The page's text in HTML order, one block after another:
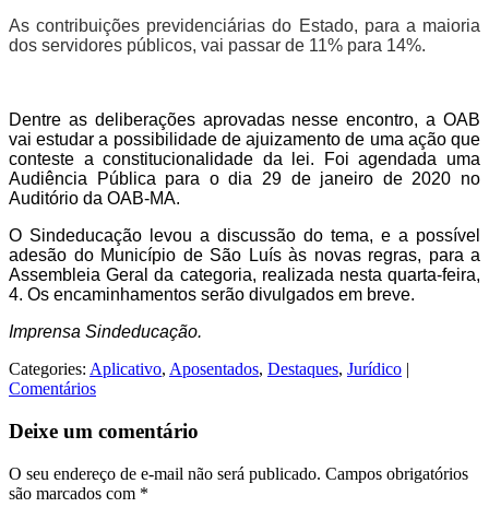
As contribuições previdenciárias do Estado, para a maioria
dos servidores públicos, vai passar de 11% para 14%.
Dentre asdeliberações aprovadas nesse encontro,a OAB
vai estudar a possibilidade deajuizamento de uma ação que
conteste a constitucionalidade da lei.
Foi agendada uma
Audiência Pública para o dia 29 de janeiro de 2020 no
Auditório da OAB-MA.
O Sindeducação levou a discussão do tema, e a possível
adesão do Município de São Luís às novas regras, para a
Assembleia Geral da categoria, realizada nesta quarta-feira,
4. Os encaminhamentos serão divulgados em breve.
Imprensa Sindeducação.
Categories: Aplicativo, Aposentados, Destaques, Jurídico |
Comentários
Deixe um comentário
O seu endereço de e-mail não será publicado. Campos obrigatórios
são marcados com *